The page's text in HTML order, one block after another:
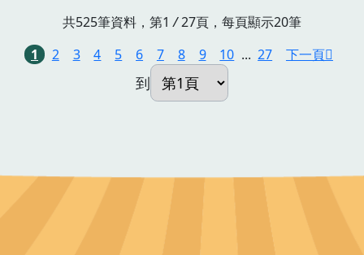
共525筆資料，第1 /27頁，每頁顯示20筆
1
2 3 4 5 6 7 8 9 10 ... 27 下一頁
到